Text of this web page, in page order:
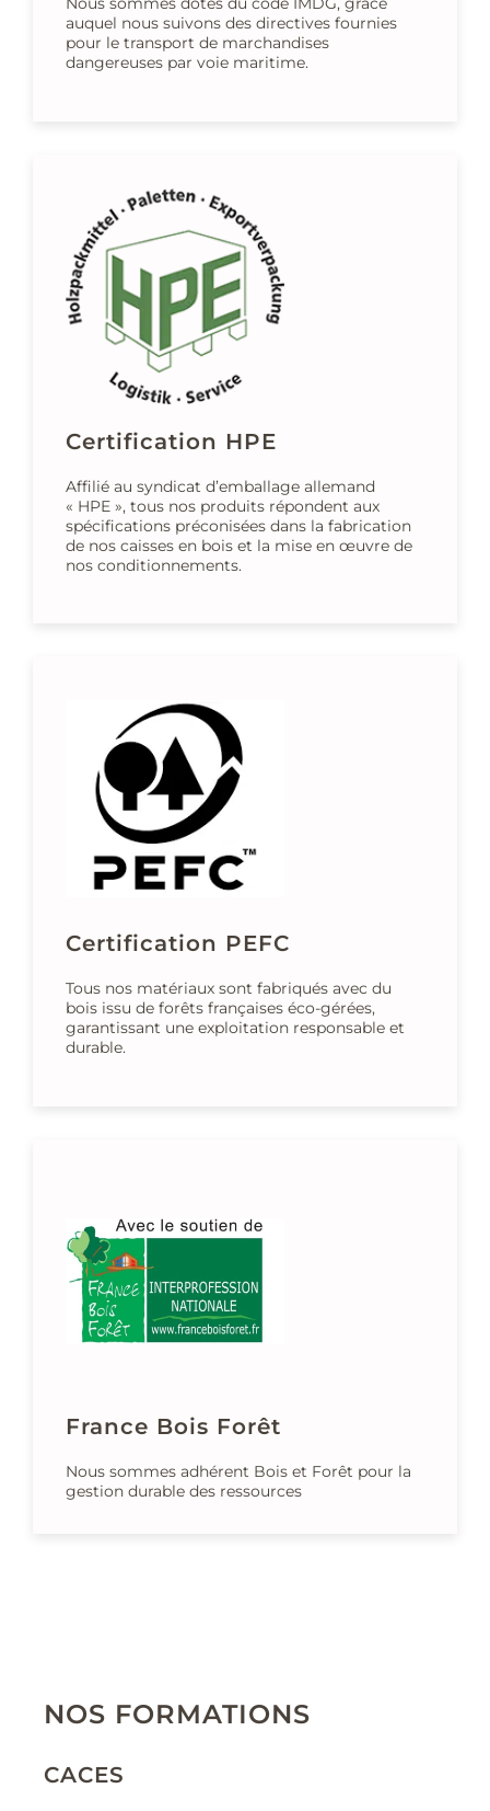
auquel nous suivons des directives fournies
pour le transport de marchandises
dangereuses par voie maritime.
Certification HPE
Affilié au syndicat d’emballage allemand
« HPE », tous nos produits répondent aux
spécifications préconisées dans la fabrication
de nos caisses en bois et la mise en œuvre de
nos conditionnements.
Certification PEFC
Tous nos matériaux sont fabriqués avec du
bois issu de forêts françaises éco-gérées,
garantissant une exploitation responsable et
durable.
France Bois Forêt
Nous sommes adhérent Bois et Forêt pour la
gestion durable des ressources
NOS FORMATIONS
CACES